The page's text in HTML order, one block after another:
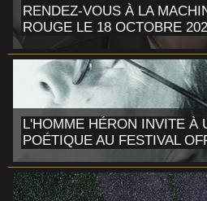
RENDEZ-VOUS À LA
ROUGE LE 18 OCTOBRE
L'HOMME HÉRON INVITE À
POÉTIQUE AU FESTIVAL